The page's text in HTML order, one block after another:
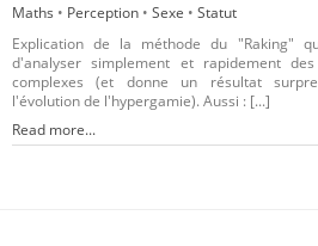
Maths • Perception• Sexe • Statut
Explication de la méthode du "Raking"
d'analyser simplement et rapidement des
complexes (et donne un résultat
l'évolution de l'hypergamie). Aussi : [...]
Read more...